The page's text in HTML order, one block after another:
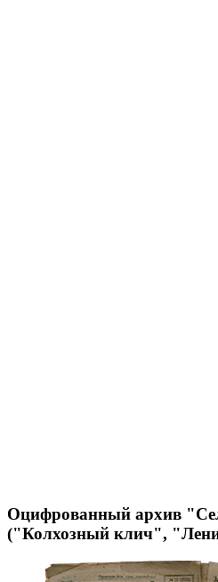
Оцифрованный архив
("Колхозный клич",